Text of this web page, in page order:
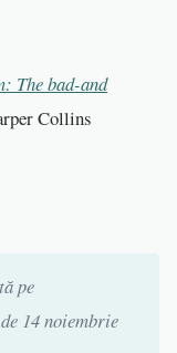
The bad-and
Collins
pe
14 noiembrie